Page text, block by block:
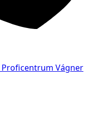
Proficentrum Vágner